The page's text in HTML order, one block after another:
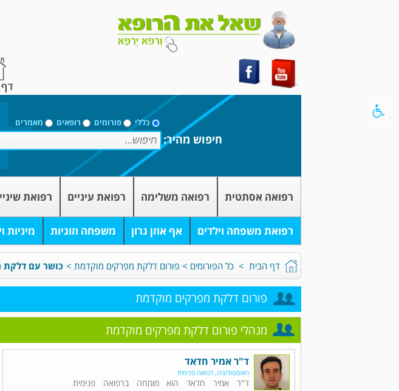
כללי פורומים רופאים מאמרים
חיפוש מהיר:
רפואה אסתטית רפואה משלימה רפואת עיניים רפואת
רפואת משפחה וילדים אף אוזן גרון משפחה וזוגיות מיניות
דף הבית > כל הפורומים > פורום דלקת מפרקים מוקדמת > כושר עם דלקת
פורום דלקת מפרקים מוקדמת
מנהלי פורום דלקת מפרקים מוקדמת
ד"ר אמיר חדאד
ראומטולוגיה, רפואה פנימית
ד"ר אמיר חדאד הוא מומחה ברפואה פנימית